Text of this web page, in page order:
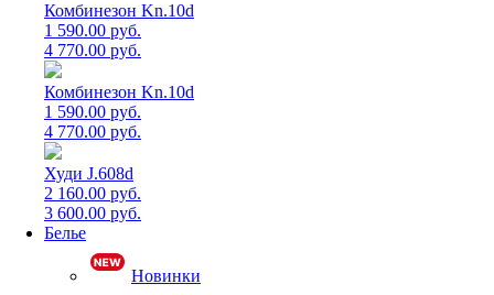
Комбинезон Kn.10d
1 590.00 руб.
4 770.00 руб.
Комбинезон Kn.10d
1 590.00 руб.
4 770.00 руб.
Худи J.608d
2 160.00 руб.
3 600.00 руб.
Белье
Новинки